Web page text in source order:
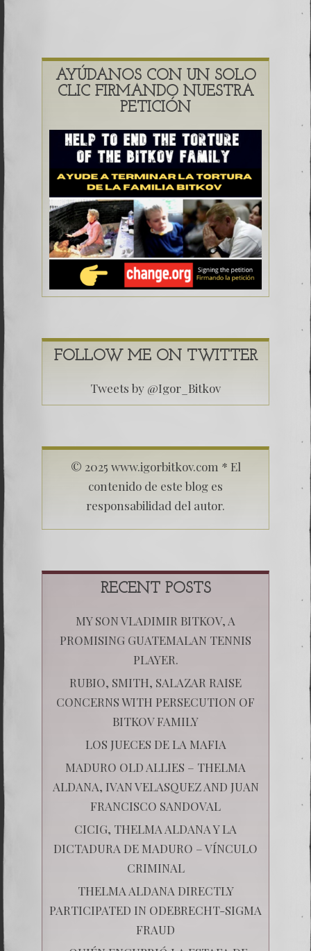
AYÚDANOS CON UN SOLO
CLIC FIRMANDO NUESTRA
PETICIÓN
FOLLOW ME ON TWITTER
Tweets by @Igor_Bitkov
© 2025 www.igorbitkov.com * El
contenido de este blog es
responsabilidad del autor.
RECENT POSTS
MY SON VLADIMIR BITKOV, A
PROMISING GUATEMALAN TENNIS
PLAYER.
RUBIO, SMITH, SALAZAR RAISE
CONCERNS WITH PERSECUTION OF
BITKOV FAMILY
LOS JUECES DE LA MAFIA
MADURO OLD ALLIES – THELMA
ALDANA, IVAN VELASQUEZ AND JUAN
FRANCISCO SANDOVAL
CICIG, THELMA ALDANA Y LA
DICTADURA DE MADURO – VÍNCULO
CRIMINAL
THELMA ALDANA DIRECTLY
PARTICIPATED IN ODEBRECHT-SIGMA
FRAUD